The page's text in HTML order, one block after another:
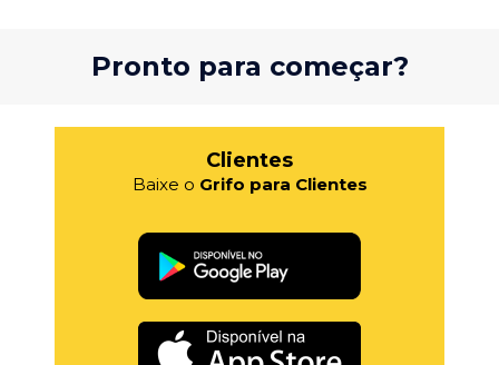
Pronto para começar?
Clientes
Baixe o Grifo para Clientes